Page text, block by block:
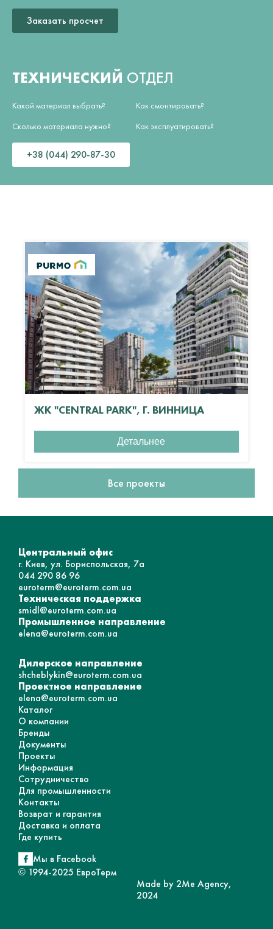
Заказать просчет
ТЕХНИЧЕСКИЙ ОТДЕЛ
Какой материал выбрать?
Сколько материала нужно?
Как смонтировать?
Как эксплуатировать?
+38 (044) 290-87-30
ЖК "CENTRAL PARK", Г. ВИННИЦА
Детальнее
Все проекты
Центральный офис
г. Киев, ул. Бориспольская, 7а
044 290 86 96
euroterm@euroterm.com.ua
Техническая поддержка
smidl@euroterm.com.ua
Промышленное направление
elena@euroterm.com.ua
Дилерское направление
shcheblykin@euroterm.com.ua
Проектное направление
elena@euroterm.com.ua
Каталог
О компании
Бренды
Документы
Проекты
Информация
Сотрудничество
Для промышленности
Контакты
Возврат и гарантия
Доставка и оплата
Где купить
Мы в Facebook
© 1994-2025 ЕвроТерм
Made by 2Me Agency,
2024